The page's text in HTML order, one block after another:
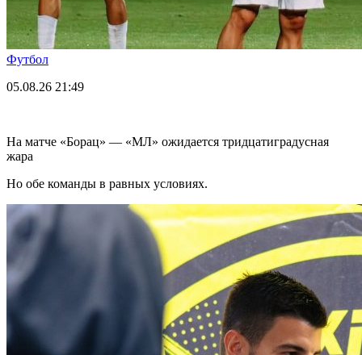
Футбол
05.08.26 21:49
На матче «Борац» — «МЛ» ожидается тридцатиградусная
жара
Но обе команды в равных условиях.